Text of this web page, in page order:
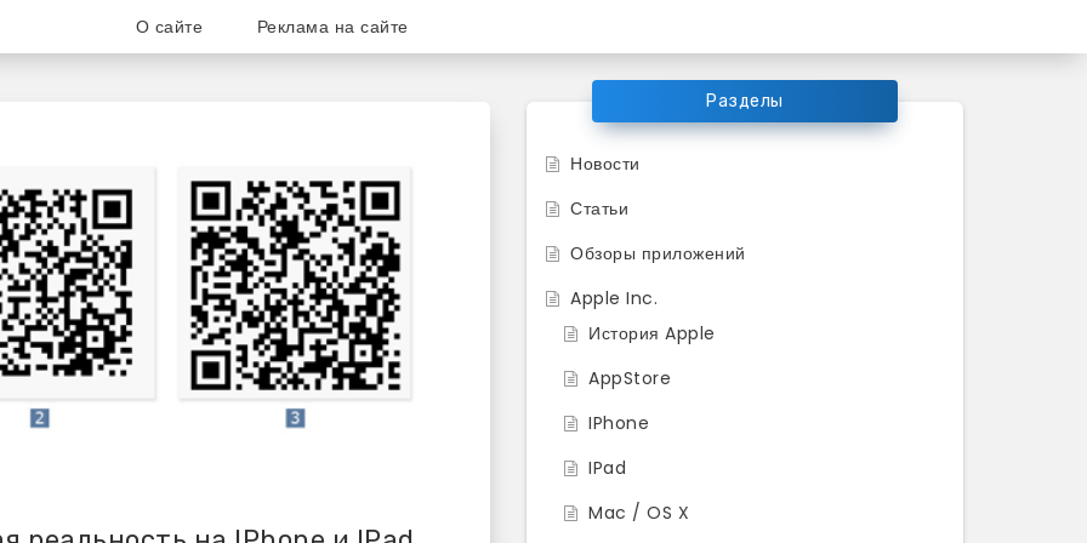
для любителей и поклонников продукции Apple
О сайте Реклама на сайте
Разделы
Новости
Статьи
Обзоры приложений
Apple Inc.
История Apple
AppStore
IPhone
IPad
Mac / OS X